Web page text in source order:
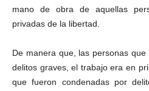
mano de obra de aquellas
privadas de la libertad.
De manera que, las personas
delitos graves, el trabajo era en
que fueron condenadas por